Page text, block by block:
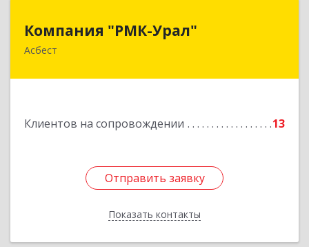
Компания "РМК-Урал"
Асбест
Клиентов на сопровождении 13
Отправить заявку
Показать контакты
Отправить заявку
Назад